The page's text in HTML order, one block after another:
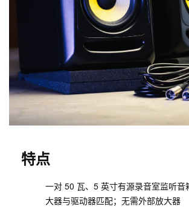
特点
一对 50 瓦、5 英寸有源录音室监听音
大器与驱动器匹配；无需外部放大器